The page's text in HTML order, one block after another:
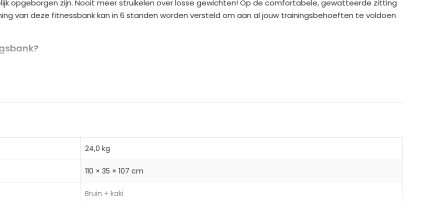
n
a
opgeborgen zijn. Nooit meer struikelen over losse gewichten! Op de comfortabele, gewatteerde zitting
van deze fitnessbank kan in 6 standen worden versteld om aan al jouw trainingsbehoeften te voldoen
24,0 kg
110 × 35 × 107 cm
Bruin + kaki